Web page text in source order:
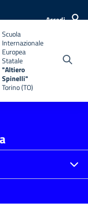
Accedi
Scuola
Internazionale
Europea
Statale
"Altiero
Spinelli"
Torino (TO)